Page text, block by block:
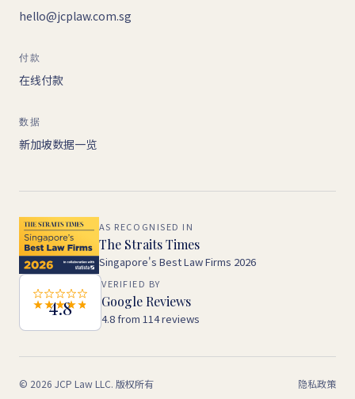
hello@jcplaw.com.sg
付款
在线付款
数据
新加坡数据一览
AS RECOGNISED IN
The Straits Times
Singapore's Best Law Firms 2026
4.8
VERIFIED BY
Google Reviews
4.8 from 114 reviews
© 2026 JCP Law LLC. 版权所有 隐私政策